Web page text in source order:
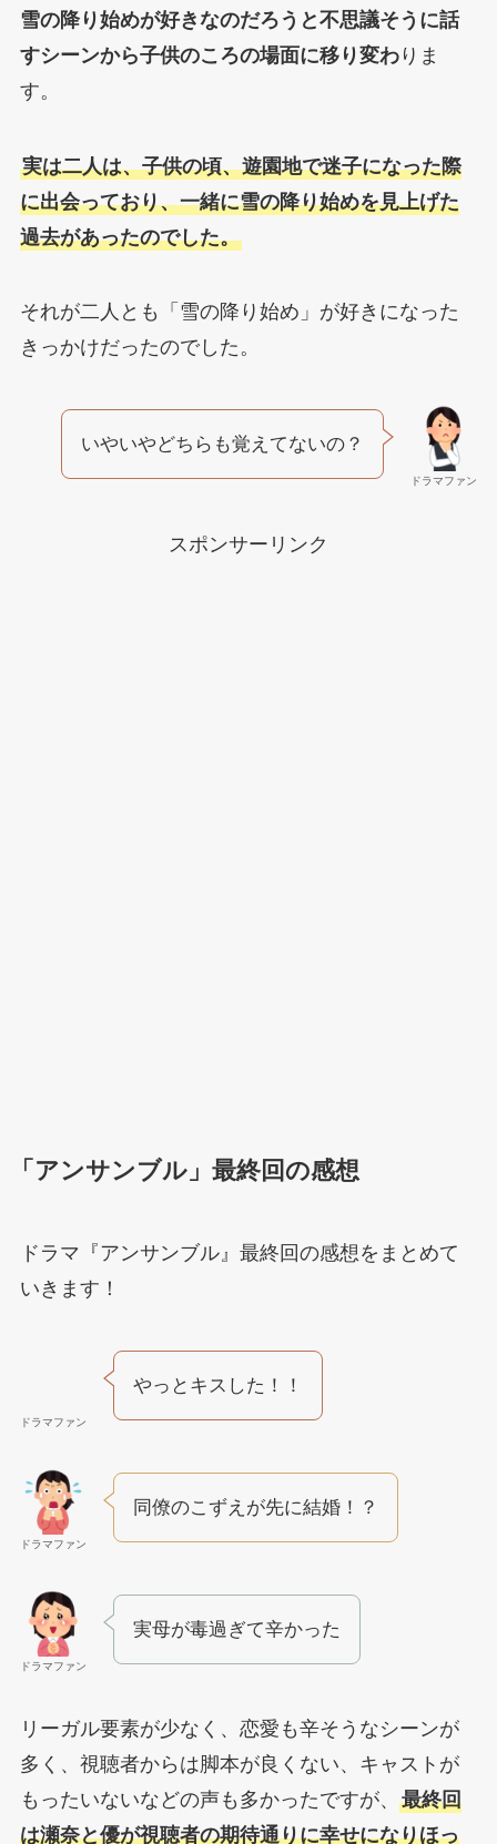
雪の降り始めが好きなのだろうと不思議そうに話
すシーンから子供のころの場面に移り変わりま
す。
実は二人は、子供の頃、遊園地で迷子になった際
に出会っており、一緒に雪の降り始めを見上げた
過去があったのでした。
それが二人とも「雪の降り始め」が好きになった
きっかけだったのでした。
ドラマファン
いやいやどちらも覚えてないの？
スポンサーリンク
「アンサンブル」最終回の感想
ドラマ『アンサンブル』最終回の感想をまとめて
いきます！
ドラマファン
やっとキスした！！
ドラマファン
同僚のこずえが先に結婚！？
ドラマファン
実母が毒過ぎて辛かった
リーガル要素が少なく、恋愛も辛そうなシーンが
多く、視聴者からは脚本が良くない、キャストが
もったいないなどの声も多かったですが、 最終回
は瀬奈と優が視聴者の期待通りに幸せになりほっ